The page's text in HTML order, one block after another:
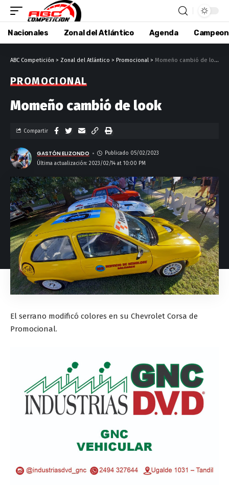
Nacionales Zonal del Atlántico Agenda
ABC Competición > Zonal del Atlántico > Promocional > Momeño cambió de look
PROMOCIONAL
Momeño cambió de look
Última actualización: 2023/02/14 at 10:00 PM
GASTÓN ELIZONDO Publicado 05/02/2023
Compartir
El serrano modificó colores en su Chevrolet Corsa de
Promocional.